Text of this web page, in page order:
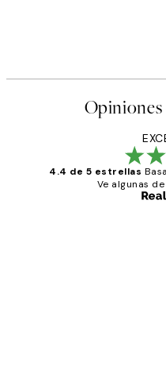
Opiniones
4.4 de 5 estrellas
Ve algunas